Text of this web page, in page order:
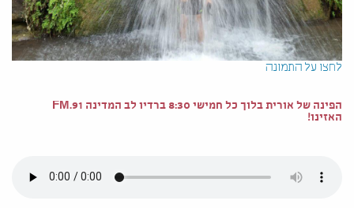
לחצו על התמונה
הפינה של אורית בלוך כל חמישי 8:30 ברדיו לב המדינה 91.FM
האזינו!